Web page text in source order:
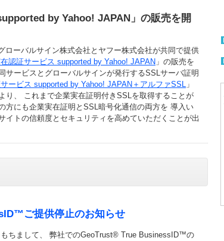
by Yahoo! JAPAN」の販売を開
ローバルサイン株式会社とヤフー株式会社が共同で提供
認証サービス supported by Yahoo! JAPAN 」の販売を
サービスとグローバルサインが発行するSSLサーバ証明
ービス supported by Yahoo! JAPAN＋アルファSSL 」
り、 これまで企業実在証明付きSSLを取得することが
方にも企業実在証明とSSL暗号化通信の両方を 導入い
イトの信頼度とセキュリティを高めていただくことが出
ご提供停止のお知らせ
ちまして、 弊社でのGeoTrust® True BusinessID™の